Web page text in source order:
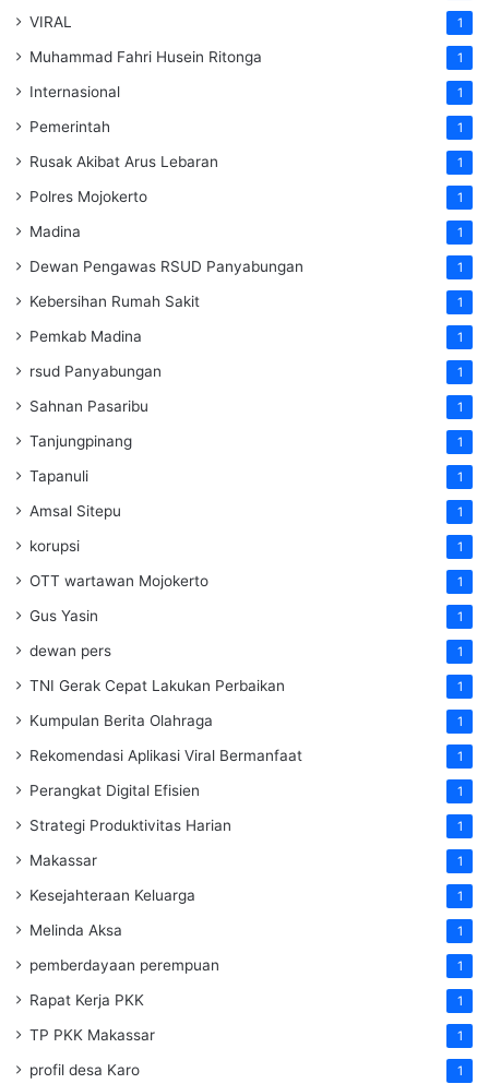
VIRAL 1
Muhammad Fahri Husein Ritonga 1
Internasional 1
Pemerintah 1
Rusak Akibat Arus Lebaran 1
Polres Mojokerto 1
Madina 1
Dewan Pengawas RSUD Panyabungan 1
Kebersihan Rumah Sakit 1
Pemkab Madina 1
rsud Panyabungan 1
Sahnan Pasaribu 1
Tanjungpinang 1
Tapanuli 1
Amsal Sitepu 1
korupsi 1
OTT wartawan Mojokerto 1
Gus Yasin 1
dewan pers 1
TNI Gerak Cepat Lakukan Perbaikan 1
Kumpulan Berita Olahraga 1
Rekomendasi Aplikasi Viral Bermanfaat 1
Perangkat Digital Efisien 1
Strategi Produktivitas Harian 1
Makassar 1
Kesejahteraan Keluarga 1
Melinda Aksa 1
pemberdayaan perempuan 1
Rapat Kerja PKK 1
TP PKK Makassar 1
profil desa Karo 1